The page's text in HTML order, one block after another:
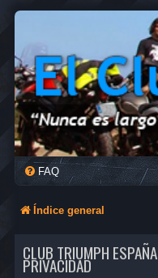
FAQ
Índice general
CLUB TRIUMPH
PRIVACIDAD